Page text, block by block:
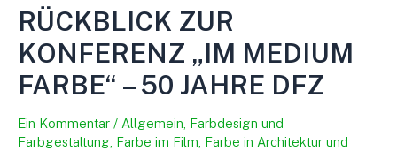
RÜCKBLICK ZUR
KONFERENZ „IM MEDIUM
FARBE“ – 50 JAHRE DFZ
Ein Kommentar / Allgemein Farbdesign und
Farbgestaltung Farbe im Film Farbe in Architektur und